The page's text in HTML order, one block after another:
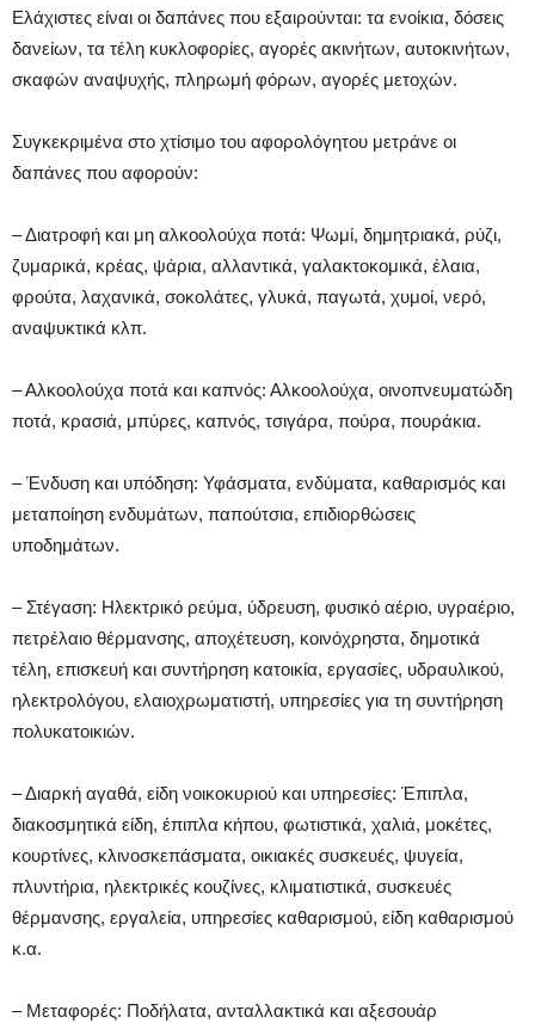
Ελάχιστες είναι οι δαπάνες που εξαιρούνται: τα ενοίκια, δόσεις
δανείων, τα τέλη κυκλοφορίες, αγορές ακινήτων, αυτοκινήτων,
σκαφών αναψυχής, πληρωμή φόρων, αγορές μετοχών.
Συγκεκριμένα στο χτίσιμο του αφορολόγητου μετράνε οι
δαπάνες που αφορούν:
– Διατροφή και μη αλκοολούχα ποτά: Ψωμί, δημητριακά, ρύζι,
ζυμαρικά, κρέας, ψάρια, αλλαντικά, γαλακτοκομικά, έλαια,
φρούτα, λαχανικά, σοκολάτες, γλυκά, παγωτά, χυμοί, νερό,
αναψυκτικά κλπ.
– Αλκοολούχα ποτά και καπνός: Αλκοολούχα, οινοπνευματώδη
ποτά, κρασιά, μπύρες, καπνός, τσιγάρα, πούρα, πουράκια.
– Ένδυση και υπόδηση: Υφάσματα, ενδύματα, καθαρισμός και
μεταποίηση ενδυμάτων, παπούτσια, επιδιορθώσεις
υποδημάτων.
– Στέγαση: Ηλεκτρικό ρεύμα, ύδρευση, φυσικό αέριο, υγραέριο,
πετρέλαιο θέρμανσης, αποχέτευση, κοινόχρηστα, δημοτικά
τέλη, επισκευή και συντήρηση κατοικία, εργασίες, υδραυλικού,
ηλεκτρολόγου, ελαιοχρωματιστή, υπηρεσίες για τη συντήρηση
πολυκατοικιών.
– Διαρκή αγαθά, είδη νοικοκυριού και υπηρεσίες: Έπιπλα,
διακοσμητικά είδη, έπιπλα κήπου, φωτιστικά, χαλιά, μοκέτες,
κουρτίνες, κλινοσκεπάσματα, οικιακές συσκευές, ψυγεία,
πλυντήρια, ηλεκτρικές κουζίνες, κλιματιστικά, συσκευές
θέρμανσης, εργαλεία, υπηρεσίες καθαρισμού, είδη καθαρισμού
κ.α.
– Μεταφορές: Ποδήλατα, ανταλλακτικά και αξεσουάρ